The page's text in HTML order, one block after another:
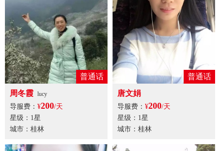
普通话
周冬霞 lucy
导服费： ¥200/天
星级：1星
城市：桂林
普通话
唐文娟
导服费： ¥200/天
星级：1星
城市：桂林